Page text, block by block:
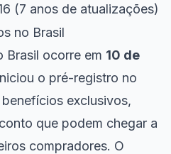
(7 anos de atualizações)
no Brasil
Brasil ocorre em 10 de
o pré-registro no
exclusivos,
que podem chegar a
compradores. O